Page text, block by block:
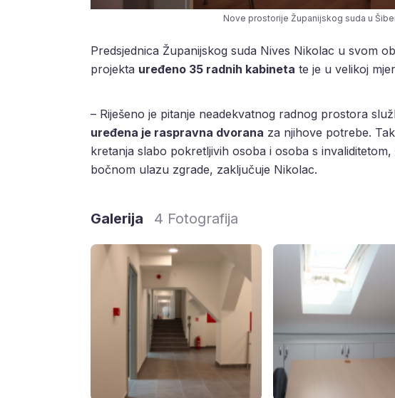
Nove prostorije Županijskog suda u
Predsjednica Županijskog suda Nives Nikolac u svom
projekta uređeno 35 radnih kabineta te je u velikoj
– Riješeno je pitanje neadekvatnog radnog prostora
uređena je raspravna dvorana za njihove potrebe.
kretanja slabo pokretljivih osoba i osoba s
bočnom ulazu zgrade, zaključuje Nikolac.
Galerija 4 Fotografija